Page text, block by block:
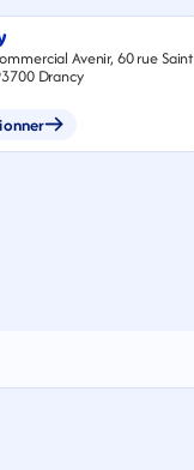
Avenir, 60 rue Saint
Drancy